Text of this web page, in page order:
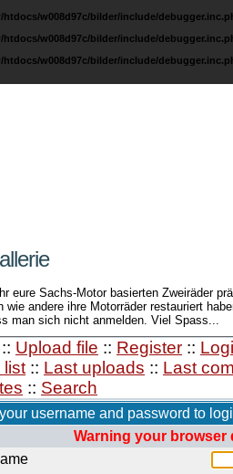
htdocs/w008d97c/bilder/include/
htdocs/w008d97c/bilder/include/
htdocs/w008d97c/bilder/include/
eure Sachs-Motor basierten Zweiräder
wie andere ihre Motorräder restauriert
man sich nicht anmelden. Viel Spass...
:: Upload file :: Register ::
list :: Last uploads :: Last
:: Search
username and password to
Warning your